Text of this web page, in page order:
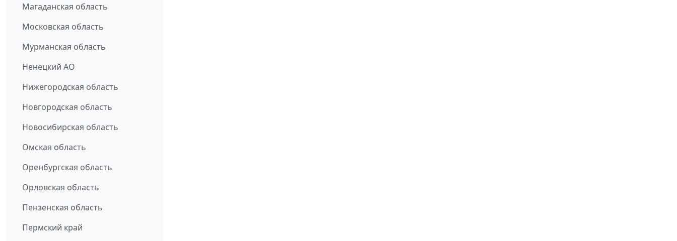
Магаданская область
Московская область
Мурманская область
Ненецкий АО
Нижегородская область
Новгородская область
Новосибирская область
Омская область
Оренбургская область
Орловская область
Пензенская область
Пермский край